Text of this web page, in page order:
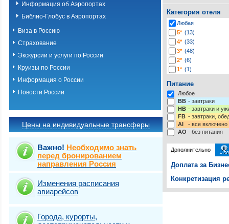
Информация об Аэропортах
Библио-Глобус в Аэропортах
Виза в Россию
Страхование
Экскурсии и услуги по России
Круизы по России
Информация о России
Новости России
Цены на индивидуальные трансферы
Важно! Необходимо знать
перед бронированием
направления Россия
Изменения расписания
авиарейсов
Города, курорты,
Категория отеля
Любая
5* (13)
4* (33)
3* (48)
2* (6)
1* (1)
Питание
Любое
BB - завтраки
HB - завтраки и
FB - завтраки,
AI
- все включено
AO - без питания
Дополнительно
Доплата за
Конкретизация